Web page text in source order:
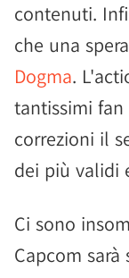
contenuti.
che una
Dogma.
tantissimi
correzioni il
dei più validi
Ci sono
Capcom